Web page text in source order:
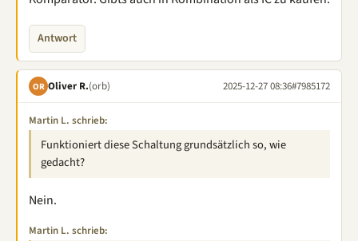
Antwort
OR Oliver R.(orb) 2025-12-27 08:36#7985172
Martin L. schrieb:
Funktioniert diese Schaltung grundsätzlich so, wie
gedacht?
Nein.
Martin L. schrieb: